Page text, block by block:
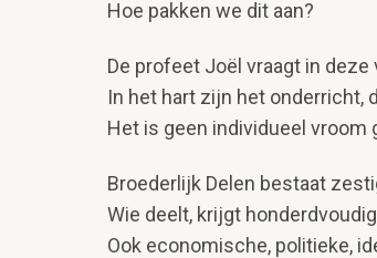
Hoe pakken we dit aan?
De profeet Joël vraagt in
In het hart zijn het onderricht,
Het is geen individueel vroom
Broederlijk Delen bestaat
Wie deelt, krijgt
Ook economische, politieke,